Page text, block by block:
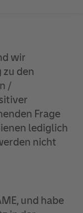
wir
den
/
Frage
lediglich
nicht
und habe